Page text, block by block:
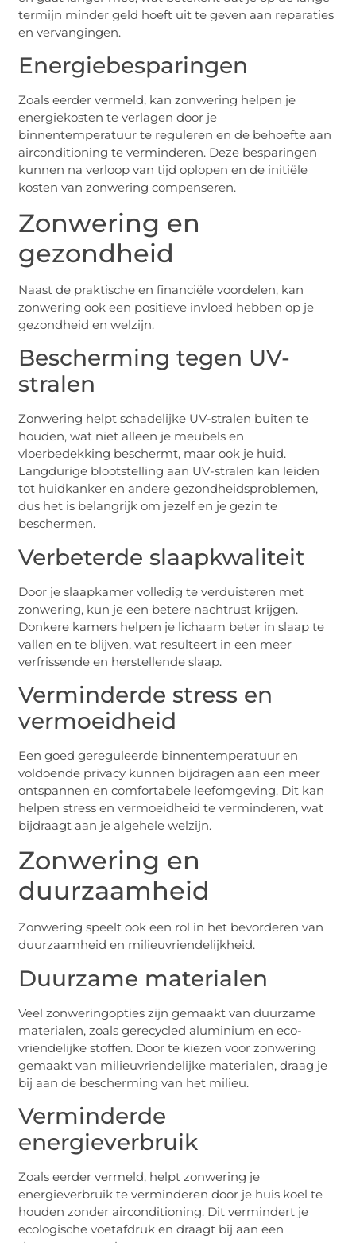
termijn minder geld hoeft uit te geven aan reparaties
en vervangingen.
Energiebesparingen
Zoals eerder vermeld, kan zonwering helpen je
energiekosten te verlagen door je
binnentemperatuur te reguleren en de behoefte aan
airconditioning te verminderen. Deze besparingen
kunnen na verloop van tijd oplopen en de initiële
kosten van zonwering compenseren.
Zonwering en
gezondheid
Naast de praktische en financiële voordelen, kan
zonwering ook een positieve invloed hebben op je
gezondheid en welzijn.
Bescherming tegen UV-
stralen
Zonwering helpt schadelijke UV-stralen buiten te
houden, wat niet alleen je meubels en
vloerbedekking beschermt, maar ook je huid.
Langdurige blootstelling aan UV-stralen kan leiden
tot huidkanker en andere gezondheidsproblemen,
dus het is belangrijk om jezelf en je gezin te
beschermen.
Verbeterde slaapkwaliteit
Door je slaapkamer volledig te verduisteren met
zonwering, kun je een betere nachtrust krijgen.
Donkere kamers helpen je lichaam beter in slaap te
vallen en te blijven, wat resulteert in een meer
verfrissende en herstellende slaap.
Verminderde stress en
vermoeidheid
Een goed gereguleerde binnentemperatuur en
voldoende privacy kunnen bijdragen aan een meer
ontspannen en comfortabele leefomgeving. Dit kan
helpen stress en vermoeidheid te verminderen, wat
bijdraagt aan je algehele welzijn.
Zonwering en
duurzaamheid
Zonwering speelt ook een rol in het bevorderen van
duurzaamheid en milieuvriendelijkheid.
Duurzame materialen
Veel zonweringopties zijn gemaakt van duurzame
materialen, zoals gerecycled aluminium en eco-
vriendelijke stoffen. Door te kiezen voor zonwering
gemaakt van milieuvriendelijke materialen, draag je
bij aan de bescherming van het milieu.
Verminderde
energieverbruik
Zoals eerder vermeld, helpt zonwering je
energieverbruik te verminderen door je huis koel te
houden zonder airconditioning. Dit vermindert je
ecologische voetafdruk en draagt bij aan een